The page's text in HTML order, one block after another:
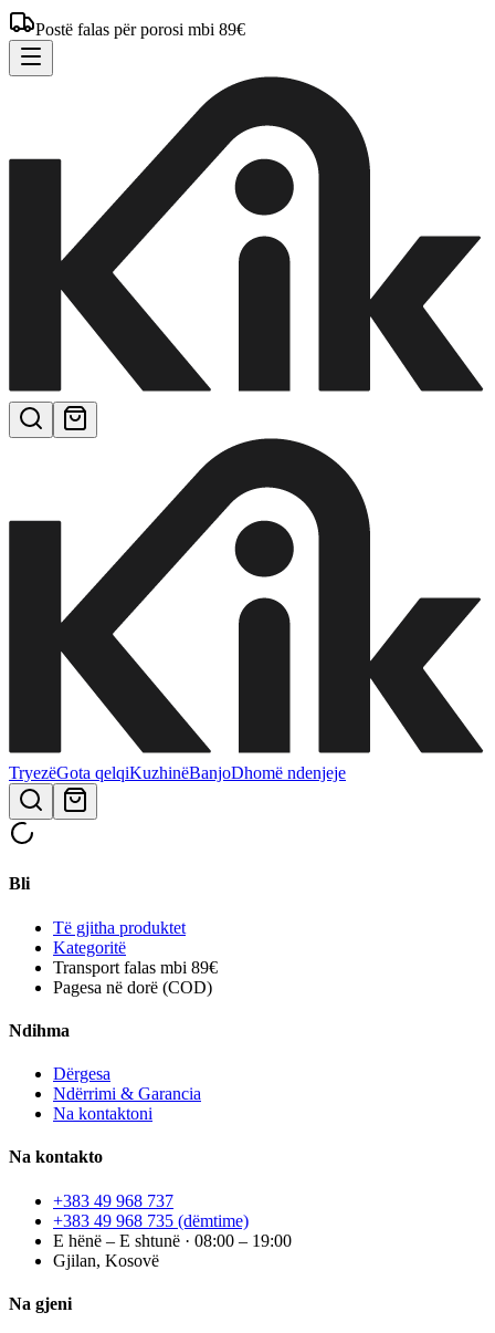
Postë falas për porosi mbi 89€
TryezëGota qelqiKuzhinëBanjoDhomë ndenjeje
Bli
Të gjitha produktet
Kategoritë
Transport falas mbi 89€
Pagesa në dorë (COD)
Ndihma
Dërgesa
Ndërrimi & Garancia
Na kontaktoni
Na kontakto
+383 49 968 737
+383 49 968 735 (dëmtime)
E hënë – E shtunë · 08:00 – 19:00
Gjilan, Kosovë
Na gjeni